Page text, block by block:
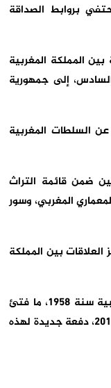
بروابط الصداقة
المملكة المغربية
إلى جمهورية
الرباط، بحضور ممثلين عن السلطات المغربية
ضمن قائمة التراث
المغربي، وسور
العلاقات بين المملكة
وذكر الطرفان أنه منذ إقامة العلاقات الدبلوماسية بين المملكة المغربية وجمهورية الصين الشعبية سنة 1958، ما فتئ
البلدان يعززان تعاونهما في مختلف المجالات. وقد أعطت الشراكة الاستراتيجية، التي أُبرمت سنة 2016، دفعة جديدة لهذه